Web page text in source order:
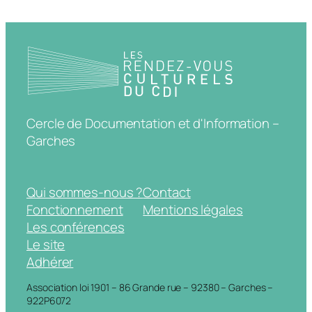
Cercle de Documentation et d'Information –
Garches
Qui sommes-nous ?
Fonctionnement
Les conférences
Le site
Adhérer
Contact
Mentions légales
Association loi 1901 – 86 Grande rue – 92380 – Garches –
922P6072